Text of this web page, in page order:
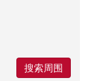
搜索周围